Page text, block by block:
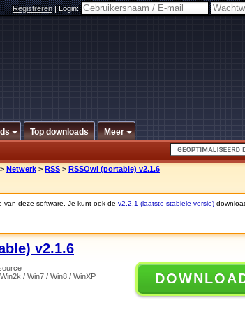
Registreren|Login:
Top downloads Meer
> Netwerk > RSS > RSSOwl (portable) v2.1.6
van deze software. Je kunt ook de v2.2.1 (laatste stabiele versie)
v2.1.6
/ Win7 / Win8 / WinXP